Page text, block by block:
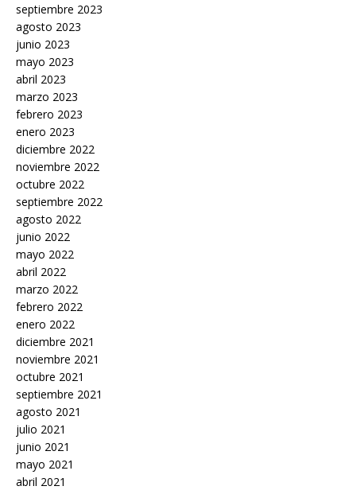
septiembre 2023
agosto 2023
junio 2023
mayo 2023
abril 2023
marzo 2023
febrero 2023
enero 2023
diciembre 2022
noviembre 2022
octubre 2022
septiembre 2022
agosto 2022
junio 2022
mayo 2022
abril 2022
marzo 2022
febrero 2022
enero 2022
diciembre 2021
noviembre 2021
octubre 2021
septiembre 2021
agosto 2021
julio 2021
junio 2021
mayo 2021
abril 2021